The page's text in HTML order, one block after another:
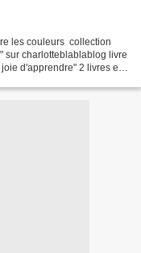
les couleurs collection
d'apprendre" 2 livres en